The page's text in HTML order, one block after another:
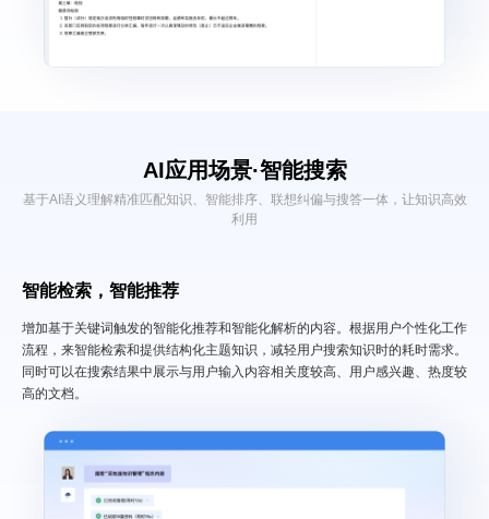
AI应用场景·智能搜索
基于AI语义理解精准匹配知识、智能排序、联想纠偏与搜答一体，让知识高效
利用
智能检索，智能推荐
增加基于关键词触发的智能化推荐和智能化解析的内容。根据用户个性化工作
流程，来智能检索和提供结构化主题知识，减轻用户搜索知识时的耗时需求。
同时可以在搜索结果中展示与用户输入内容相关度较高、用户感兴趣、热度较
高的文档。